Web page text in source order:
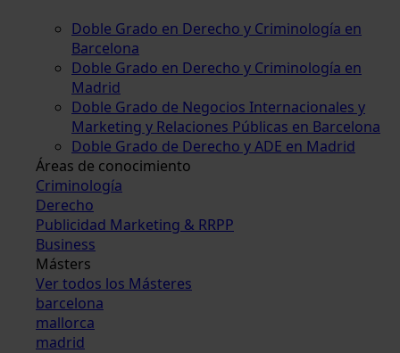
Doble Grado en Derecho y Criminología en
Barcelona
Doble Grado en Derecho y Criminología en
Madrid
Doble Grado de Negocios Internacionales y
Marketing y Relaciones Públicas en Barcelona
Doble Grado de Derecho y ADE en Madrid
Áreas de conocimiento
Criminología
Derecho
Publicidad Marketing & RRPP
Business
Másters
Ver todos los Másteres
barcelona
mallorca
madrid